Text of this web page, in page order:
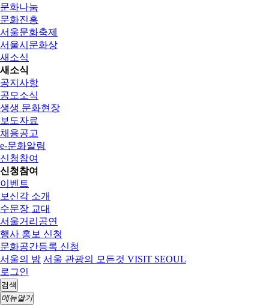
문화나눔
문화진흥
서울문화축제
서울시문화상
새소식
새소식
공지사항
공모소식
생생 문화현장
보도자료
채용공고
e-문화알림
신청참여
신청참여
이벤트
보신각 소개
수문장 교대
서울거리공연
행사 홍보 신청
문화공간등록 신청
서울의 밤 서울 관광의 모든것 VISIT SEOUL
로그인
검색
메뉴열기